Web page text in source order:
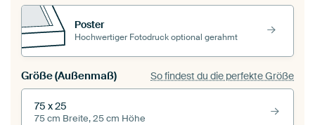
Poster
Hochwertiger Fotodruck optional gerahmt
Größe (Außenmaß) So findest du die perfekte Größe
75 x 25
75 cm Breite, 25 cm Höhe